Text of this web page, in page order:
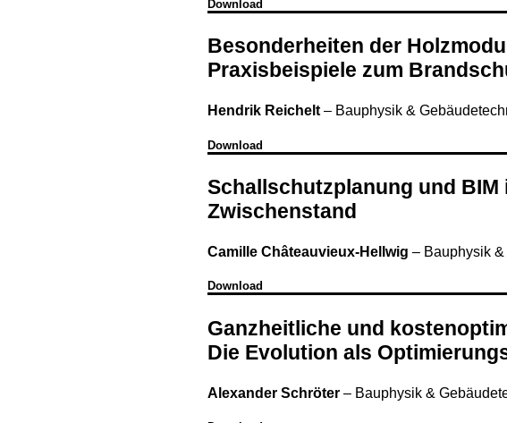
Download
Besonderheiten der
Praxisbeispiele zum
Hendrik Reichelt – Bauphysik &
Download
Schallschutzplanung und BIM
Zwischenstand
Camille Châteauvieux-Hellwig – Bauphysik
Download
Ganzheitliche und
Die Evolution als
Alexander Schröter – Bauphysik &